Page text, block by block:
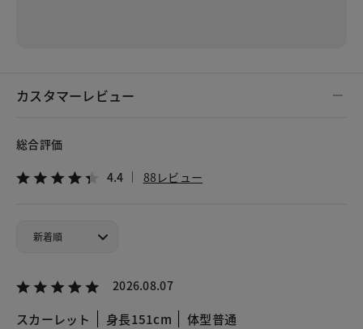
カスタマーレビュー
総合評価
4.4 88レビュー
2026.08.07
スカーレット 身長151cm 体型普通